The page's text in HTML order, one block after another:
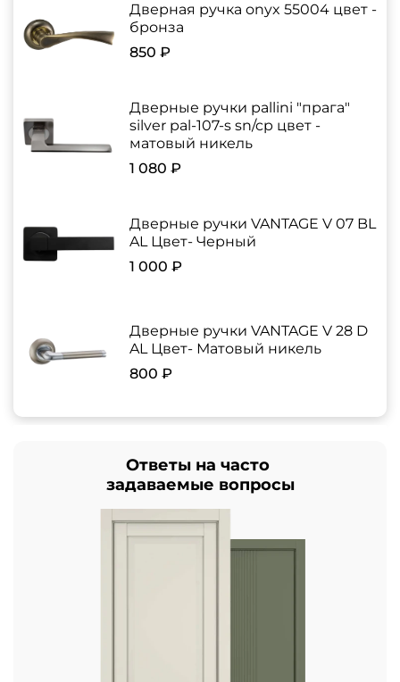
Дверная ручка onyx 55004 цвет -
бронза
850 ₽
Дверные ручки pallini "прага"
silver pal-107-s sn/cp цвет -
матовый никель
1 080 ₽
Дверные ручки VANTAGE V 07 BL
AL Цвет- Черный
1 000 ₽
Дверные ручки VANTAGE V 28 D
AL Цвет- Матовый никель
800 ₽
Ответы на часто
задаваемые вопросы